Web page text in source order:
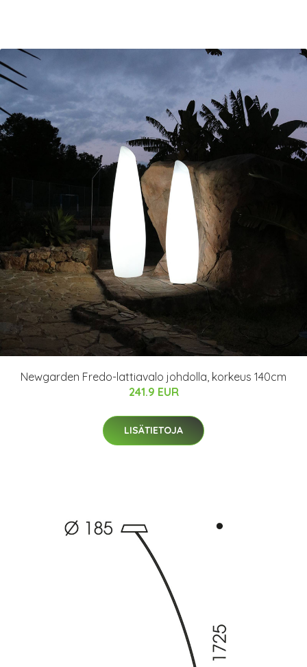
Newgarden Fredo-lattiavalo johdolla, korkeus 140cm
241.9 EUR
LISÄTIETOJA